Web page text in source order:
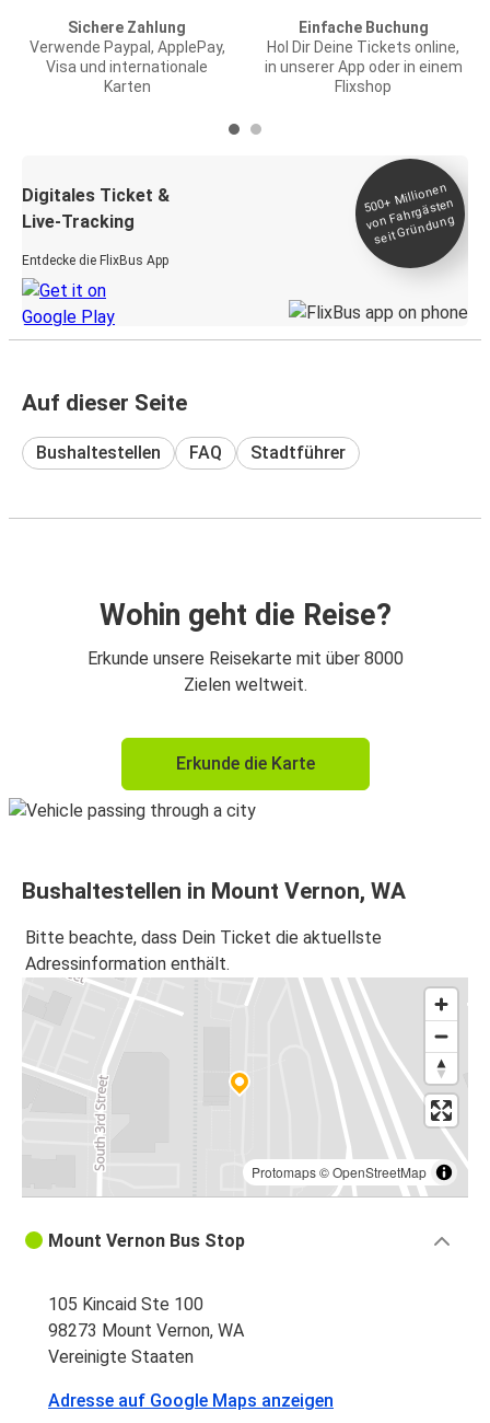
Sichere Zahlung
Verwende Paypal, ApplePay,
Visa und internationale
Karten
Einfache Buchung
Hol Dir Deine Tickets online,
in unserer App oder in einem
Flixshop
Digitales Ticket &
Live-Tracking
Entdecke die FlixBus App
500+
Millionen
von Fahrgästen
seit
Gründung
Auf dieser Seite
Bushaltestellen FAQ Stadtführer
Wohin geht die Reise?
Erkunde unsere Reisekarte mit über 8000
Zielen weltweit.
Erkunde die Karte
Bushaltestellen in Mount Vernon, WA
Bitte beachte, dass Dein Ticket die aktuellste
Adressinformation enthält.
Protomaps©OpenStreetMap
Mount Vernon Bus Stop
105 Kincaid Ste 100
98273 Mount Vernon, WA
Vereinigte Staaten
Adresse auf Google Maps anzeigen